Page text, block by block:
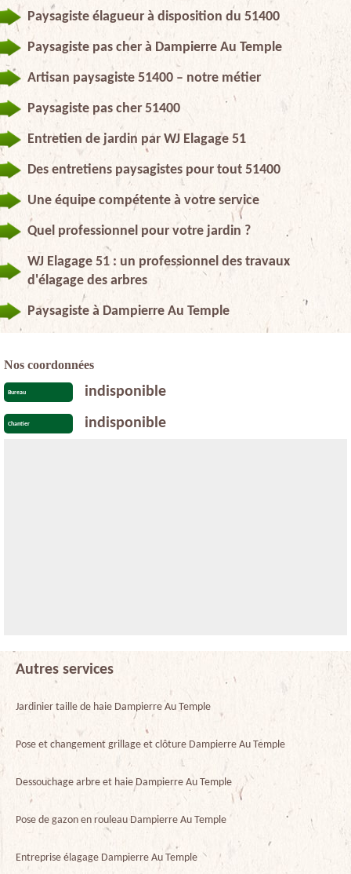
Paysagiste élagueur à disposition du 51400
Paysagiste pas cher à Dampierre Au Temple
Artisan paysagiste 51400 – notre métier
Paysagiste pas cher 51400
Entretien de jardin par WJ Elagage 51
Des entretiens paysagistes pour tout 51400
Une équipe compétente à votre service
Quel professionnel pour votre jardin ?
WJ Elagage 51 : un professionnel des travaux
d'élagage des arbres
Paysagiste à Dampierre Au Temple
Nos coordonnées
Bureau indisponible
Chantier indisponible
Autres services
Jardinier taille de haie Dampierre Au Temple
Pose et changement grillage et clôture Dampierre Au Temple
Dessouchage arbre et haie Dampierre Au Temple
Pose de gazon en rouleau Dampierre Au Temple
Entreprise élagage Dampierre Au Temple